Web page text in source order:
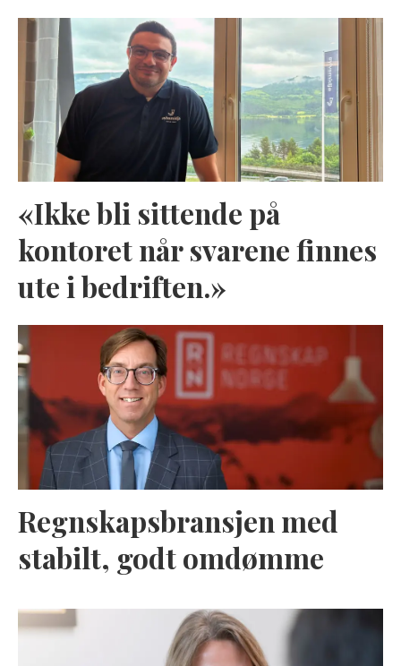
«Ikke bli sittende på
kontoret når svarene finnes
ute i bedriften.»
Regnskapsbransjen med
stabilt, godt omdømme